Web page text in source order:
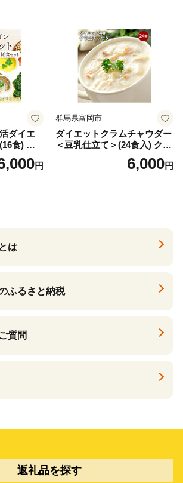
ダイエ
食) 小
セット
ダー チ円
群馬県富岡市
ダイエットクラムチャウダー
＜豆乳仕立て＞(24食入) クラ
ムチャウダー 豆乳 ダイエッ
ト スープ プロテイン たんぱ
6,000円
は
ふるさと納税
質問
返礼品を探す